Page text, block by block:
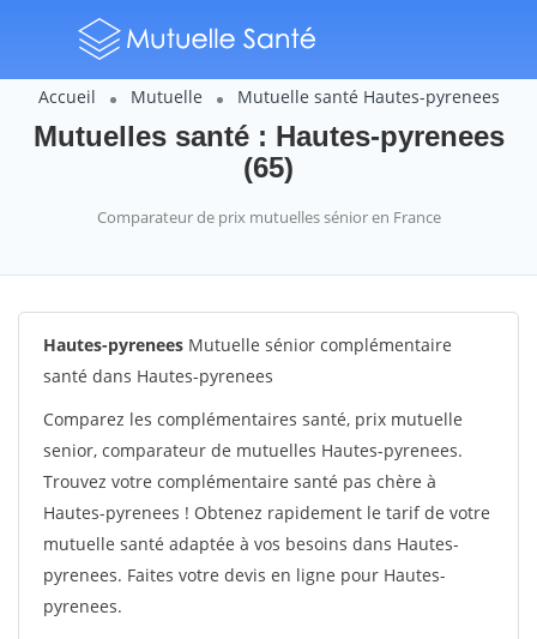
Accueil Mutuelle Mutuelle santé Hautes-pyrenees
Mutuelles santé : Hautes-pyrenees
(65)
Comparateur de prix mutuelles sénior en France
Hautes-pyrenees Mutuelle sénior complémentaire
santé dans Hautes-pyrenees
Comparez les complémentaires santé, prix mutuelle
senior, comparateur de mutuelles Hautes-pyrenees.
Trouvez votre complémentaire santé pas chère à
Hautes-pyrenees ! Obtenez rapidement le tarif de votre
mutuelle santé adaptée à vos besoins dans Hautes-
pyrenees. Faites votre devis en ligne pour Hautes-
pyrenees.